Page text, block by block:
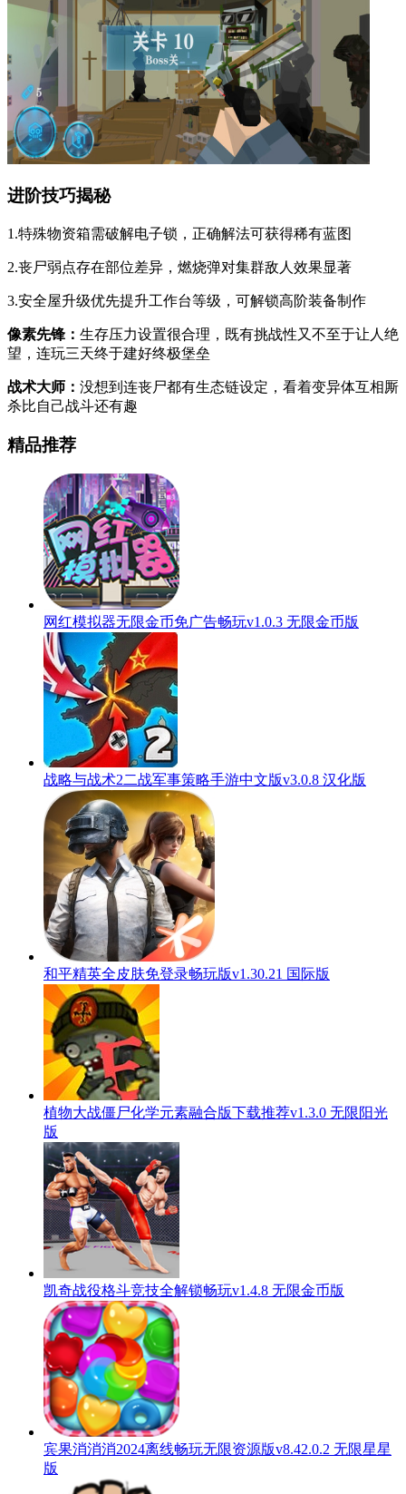
进阶技巧揭秘
1.特殊物资箱需破解电子锁，正确解法可获得稀有蓝图
2.丧尸弱点存在部位差异，燃烧弹对集群敌人效果显著
3.安全屋升级优先提升工作台等级，可解锁高阶装备制作
像素先锋： 生存压力设置很合理，既有挑战性又不至于让人绝
望，连玩三天终于建好终极堡垒
战术大师： 没想到连丧尸都有生态链设定，看着变异体互相厮
杀比自己战斗还有趣
精品推荐
网红模拟器无限金币免广告畅玩v1.0.3 无限金币版
战略与战术2二战军事策略手游中文版v3.0.8 汉化版
和平精英全皮肤免登录畅玩版v1.30.21 国际版
植物大战僵尸化学元素融合版下载推荐v1.3.0 无限阳光
版
凯奇战役格斗竞技全解锁畅玩v1.4.8 无限金币版
宾果消消消2024离线畅玩无限资源版v8.42.0.2 无限星星
版